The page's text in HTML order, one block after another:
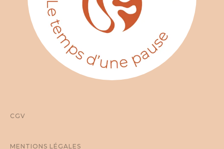
CGV
MENTIONS LÉGALES